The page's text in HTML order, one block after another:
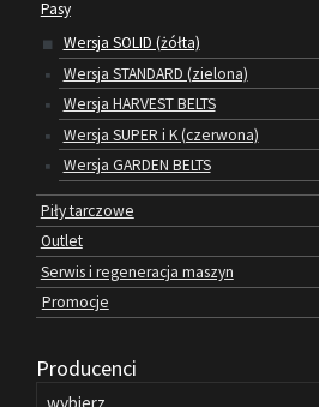
Pasy
Wersja SOLID (żółta)
Wersja STANDARD (zielona)
Wersja HARVEST BELTS
Wersja SUPER i K (czerwona)
Wersja GARDEN BELTS
Piły tarczowe
Outlet
Serwis i regeneracja maszyn
Promocje
Producenci